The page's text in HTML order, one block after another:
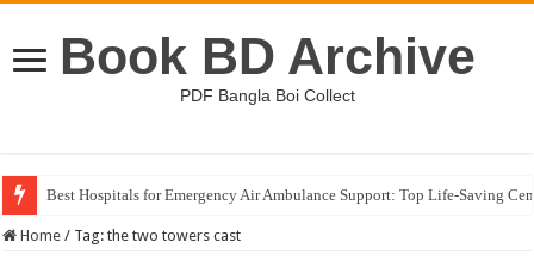
Book BD Archive
PDF Bangla Boi Collect
Best Hospitals for Emergency Air Ambulance Support: Top Life-Saving
Home / Tag:the two towers cast